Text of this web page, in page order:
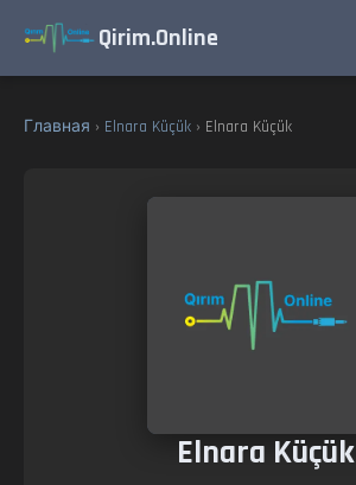
Qirim.Online
Главная › Elnara Küçük › Elnara Küçük
Elnara Küçük